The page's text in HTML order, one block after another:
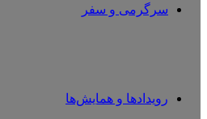
سرگرمی و سفر
رویدادها و همایش‌ها